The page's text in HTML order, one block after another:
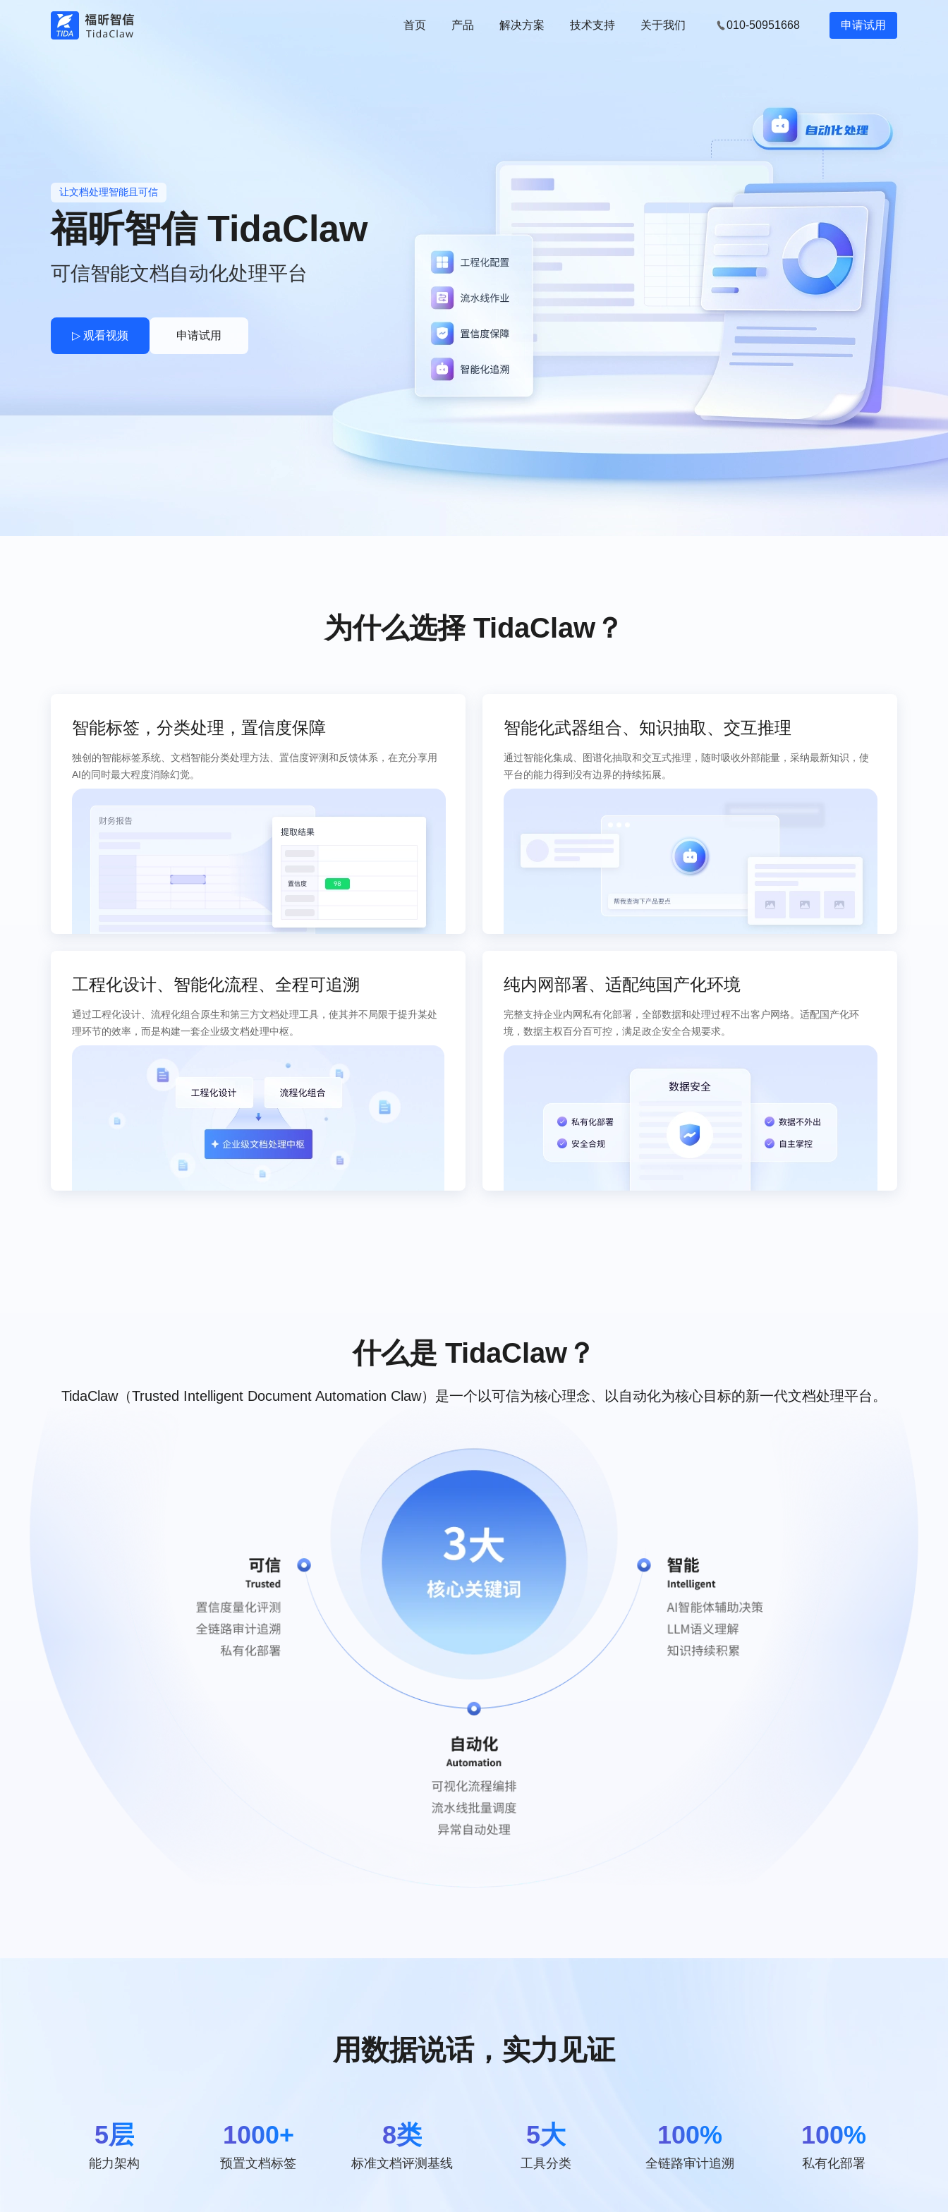
首页 产品 解决方案 技术支持 关于我们 010-50951668 申请试用
让文档处理智能且可信
福昕智信 TidaClaw
可信智能文档自动化处理平台
▷ 观看视频 申请试用
为什么选择 TidaClaw？
智能标签，分类处理，置信度保障
独创的智能标签系统、文档智能分类处理方法、置信度评测和反馈体系，在充分享用
AI的同时最大程度消除幻觉。
智能化武器组合、知识抽取、交互推理
通过智能化集成、图谱化抽取和交互式推理，随时吸收外部能量，采纳最新知识，使
平台的能力得到没有边界的持续拓展。
工程化设计、智能化流程、全程可追溯
通过工程化设计、流程化组合原生和第三方文档处理工具，使其并不局限于提升某处
理环节的效率，而是构建一套企业级文档处理中枢。
纯内网部署、适配纯国产化环境
完整支持企业内网私有化部署，全部数据和处理过程不出客户网络。适配国产化环
境，数据主权百分百可控，满足政企安全合规要求。
什么是 TidaClaw？
TidaClaw（Trusted Intelligent Document Automation Claw）是一个以可信为核心理念、以自动化为核心目标的新一代文档处理平台。
用数据说话，实力见证
5层
能力架构
1000+
预置文档标签
8类
标准文档评测基线
5大
工具分类
100%
全链路审计追溯
100%
私有化部署